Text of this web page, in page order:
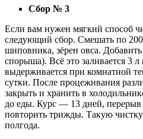
Сбор № 3
Если вам нужен мягкий способ
следующий сбор. Смешать по 200
шиповника, зёрен овса.
спорыша). Всё это заливается 3 л
выдерживается при комнатной
сутки. После процеживания
закрыть и хранить в
до еды. Курс — 13 дней, перерыв
повторить трижды. Такую
полгода.